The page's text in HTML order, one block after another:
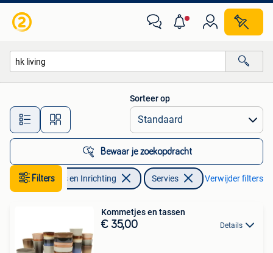
Alle afstanden…
Sorteer op
Bewaar je zoekopdracht
FiltersHuis en Inrichting Servies Verwijder filters
Kommetjes en tassen
€ 35,00 Details